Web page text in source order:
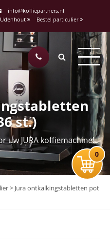
info@koffiepartners.nl
Bestel particulier
st.)
uw JURA koffiemachine!
0
> Jura ontkalkingstabletten pot